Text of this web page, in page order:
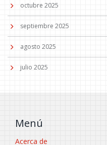
octubre 2025
septiembre 2025
agosto 2025
julio 2025
Menú
Acerca de